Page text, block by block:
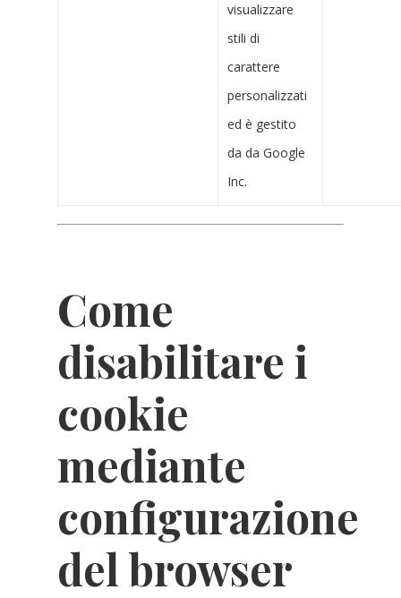
visualizzare
stili di
carattere
personalizzati
ed è gestito
da da Google
Inc.
Come
disabilitare i
cookie
mediante
configurazione
del browser